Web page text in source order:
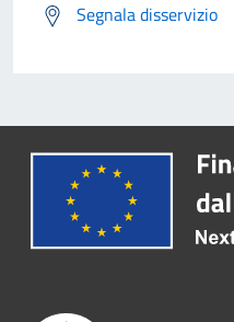
Segnala disservizio